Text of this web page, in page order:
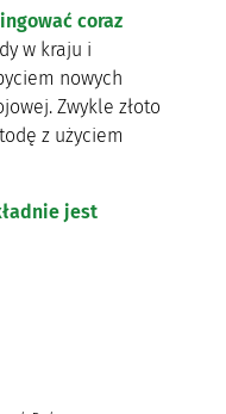
coraz
w kraju i
nowych
Zwykle złoto
z użyciem
jest